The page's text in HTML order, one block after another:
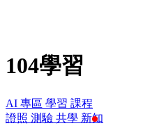
104學習
AI 專區 學習 課程
證照 測驗 共學 新知